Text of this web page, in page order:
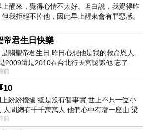
醒來，覺得心情不太好。坦白說，我覺得昨
我拒絕不掉他，因此早上醒來會有罪惡感。
帝君生日快樂
是關聖帝君生日.昨日心想他是我的救命恩人.
2009還是2010在台北行天宮認識他.忘了.
摩交友的網友學
前
10
上紛紛擾擾 總是沒有個事實 世上不只一位小
人間總有千千萬萬人 他們心中有著一座山 梁
泰華衡恆嵩 一山之高
前